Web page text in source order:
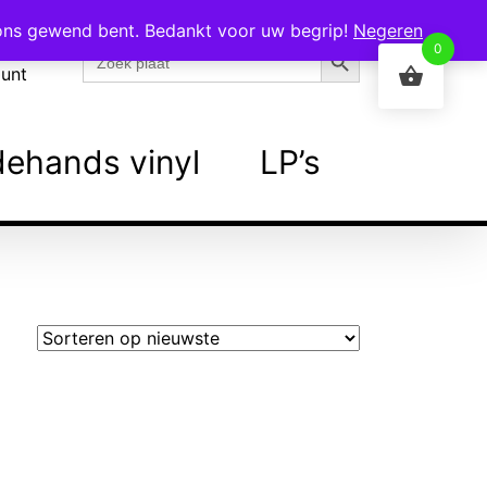
naar:
Zoekknop
vinyl LP’s
gewend bent. Bedankt voor uw begrip! Negeren
0